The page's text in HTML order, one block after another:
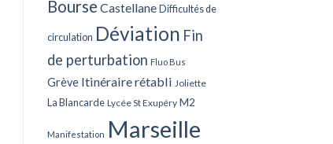
Bourse Castellane Difficultés de
circulation Déviation Fin
de perturbation Fluo Bus
Grève Itinéraire rétabli Joliette
La Blancarde Lycée St Exupéry M2
Manifestation Marseille